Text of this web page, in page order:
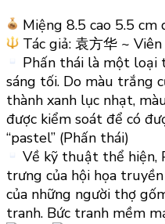
Miệng 8.5 cao 5.5
Tác giả: 袁方华 ~
Phấn thái là một loại
sáng tối. Do màu trắng
thành xanh lục nhạt,
được kiểm soát để có
“pastel” (Phấn thái)
Về kỹ thuật thể hiện,
trưng của hội họa
của những người thợ
tranh. Bức tranh mềm